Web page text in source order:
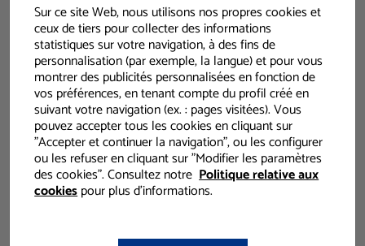
Sur ce site Web, nous utilisons nos propres cookies et
ceux de tiers pour collecter des informations
statistiques sur votre navigation, à des fins de
personnalisation (par exemple, la langue) et pour vous
montrer des publicités personnalisées en fonction de
vos préférences, en tenant compte du profil créé en
suivant votre navigation (ex. : pages visitées). Vous
pouvez accepter tous les cookies en cliquant sur
"Accepter et continuer la navigation", ou les configurer
ou les refuser en cliquant sur "Modifier les paramètres
des cookies". Consultez notrePolitique relative aux
cookiespour plus d'informations.